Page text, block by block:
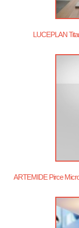
LUCEPLAN
ARTEMIDE Pirce